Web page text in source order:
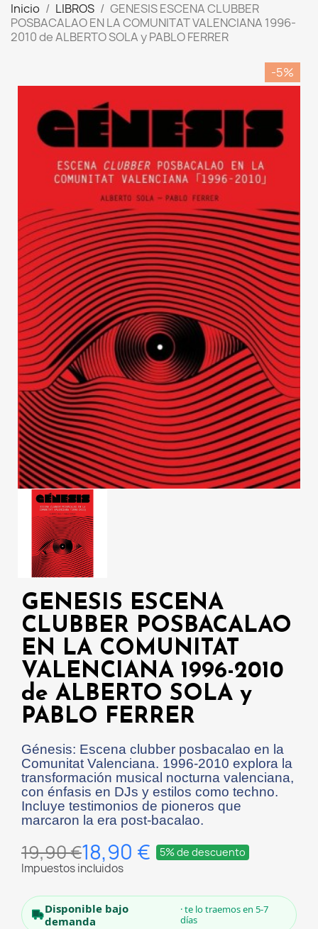
Inicio LIBROS
GENESIS ESCENA CLUBBER
POSBACALAO EN LA COMUNITAT VALENCIANA 1996-
2010 de ALBERTO SOLA y PABLO FERRER
-5%
GENESIS ESCENA
CLUBBER POSBACALAO
EN LA COMUNITAT
VALENCIANA 1996-2010
de ALBERTO SOLA y
PABLO FERRER
Génesis: Escena clubber posbacalao en la
Comunitat Valenciana. 1996-2010 explora la
transformación musical nocturna valenciana,
con énfasis en DJs y estilos como techno.
Incluye testimonios de pioneros que
marcaron la era post-bacalao.
19,90 €18,90 € 5% de descuento
Impuestos incluidos
Disponible bajo
demanda
· te lo traemos en 5-7
días